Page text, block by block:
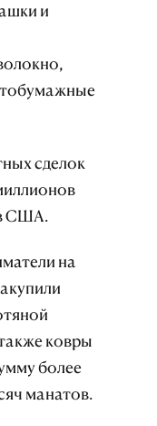
и
сделок
США.
на
ковры
более
манатов.